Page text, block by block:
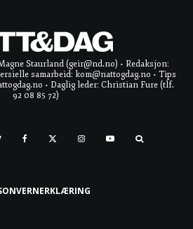
Staurland (geir@nd.no) • Redaksjon:
samarbeid: kom@nattogdag.no • Tips
• Daglig leder: Christian Fure (tlf.
92 08 85 72)